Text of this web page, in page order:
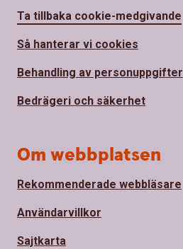
Ta tillbaka cookie-medgivande
Så hanterar vi cookies
Behandling av personuppgifter
Bedrägeri och säkerhet
Om webbplatsen
Rekommenderade webbläsare
Användarvillkor
Sajtkarta